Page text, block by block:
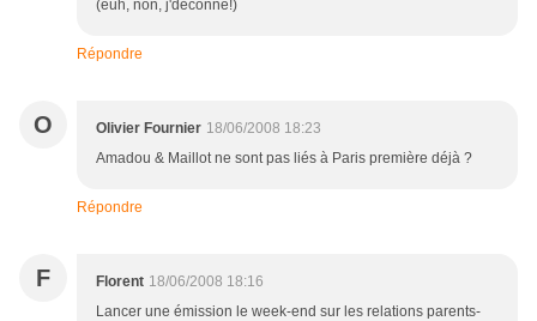
(euh, non, j'déconne!)
Répondre
O Olivier Fournier 18/06/2008 18:23
Amadou & Maillot ne sont pas liés à Paris première déjà ?
Répondre
F Florent 18/06/2008 18:16
Lancer une émission le week-end sur les relations parents-